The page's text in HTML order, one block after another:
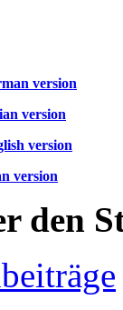
version
version
version
version
den